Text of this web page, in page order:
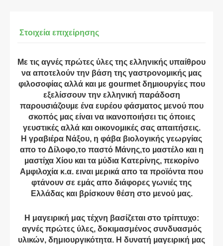
Στοιχεία επιχείρησης
Με τις αγνές πρώτες ύλες της ελληνικής υπαίθρου
να αποτελούν την βάση της γαστρονοµικής µας
φιλοσοφίας αλλά και µε gourmet δηµιουργίες που
εξελίσσουν την ελληνική παράδοση
παρουσιάζουµε ένα ευρέου φάσµατος µενού που
σκοπός µας είναι να ικανοποιήσει τις όποιες
γευστικές αλλά και οικονοµικές σας απαιτήσεις.
Η γραβιέρα Νάξου, η φάβα βιολογικής γεωργίας
απο το Δίλοφο,το παστό Μάνης,το µαστέλο και η
µαστίχα Χίου και τα µύδια Κατερίνης, πεκορίνο
Αµφιλοχία κ.α. ειναι µερικά απο τα προïόντα που
φτάνουν σε εµάς απο διάφορες γωνιές της
Ελλάδας και βρίσκουν θέση στο µενού µας.
Η μαγειρική μας τέχνη βασίζεται στο τρίπτυχο:
αγνές πρώτες ύλες, δοκιμασμένος συνδυασμός
υλικών, δημιουργικότητα. Η δυνατή µαγειρική µας